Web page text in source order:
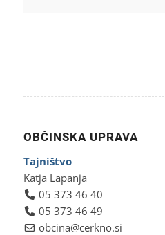
OBČINSKA UPRAVA
Tajništvo
Katja Lapanja
05 373 46 40
05 373 46 49
obcina@cerkno.si